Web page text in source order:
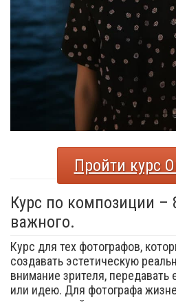
Пройти курс
Курс по композиции –
важного.
Курс для тех фотографов,
создавать эстетическую
внимание зрителя, передавать
или идею. Для фотографа